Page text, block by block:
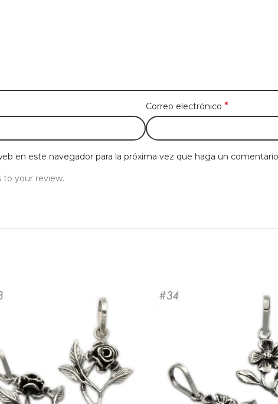
Correo electrónico *
en este navegador para la próxima vez que haga un
your review.